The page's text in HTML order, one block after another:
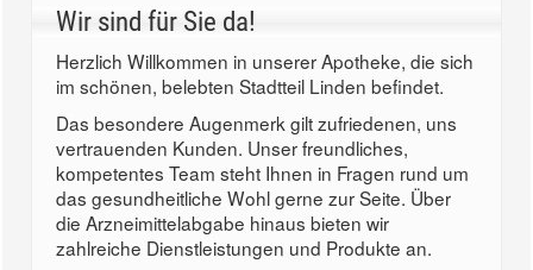
Wir sind für Sie da!
Herzlich Willkommen in unserer Apotheke, die sich
im schönen, belebten Stadtteil Linden befindet.
Das besondere Augenmerk gilt zufriedenen, uns
vertrauenden Kunden. Unser freundliches,
kompetentes Team steht Ihnen in Fragen rund um
das gesundheitliche Wohl gerne zur Seite. Über
die Arzneimittelabgabe hinaus bieten wir
zahlreiche Dienstleistungen und Produkte an.